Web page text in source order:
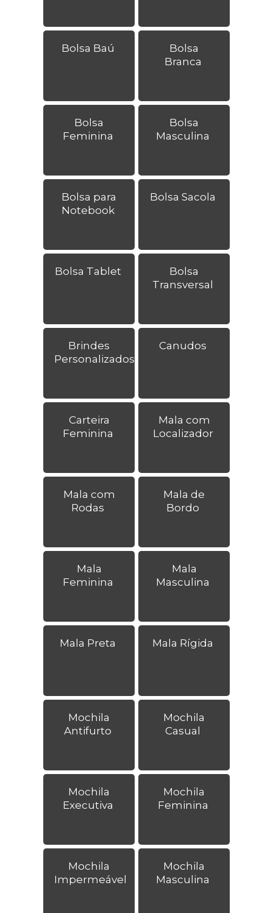
Bolsa Baú
Bolsa
Branca
Bolsa
Feminina
Bolsa
Masculina
Bolsa para
Notebook
Bolsa Sacola
Bolsa Tablet
Bolsa
Transversal
Brindes
Personalizados
Canudos
Carteira
Feminina
Mala com
Localizador
Mala com
Rodas
Mala de
Bordo
Mala
Feminina
Mala
Masculina
Mala Preta Mala Rígida
Mochila
Antifurto
Mochila
Casual
Mochila
Executiva
Mochila
Feminina
Mochila
Impermeável
Mochila
Masculina